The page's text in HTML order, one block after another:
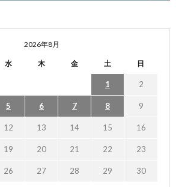
2026年8月
水 木 金 土 日
1 2
5 6 7 8 9
12 13 14 15 16
19 20 21 22 23
26 27 28 29 30